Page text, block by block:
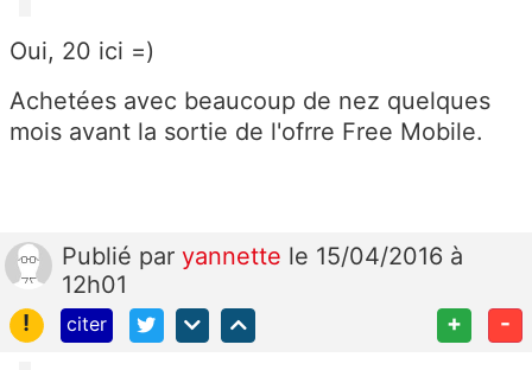
Oui, 20 ici =)
Achetées avec beaucoup de nez quelques
mois avant la sortie de l'ofrre Free Mobile.
Publié par yannette le 15/04/2016 à
12h01
!
citer + -